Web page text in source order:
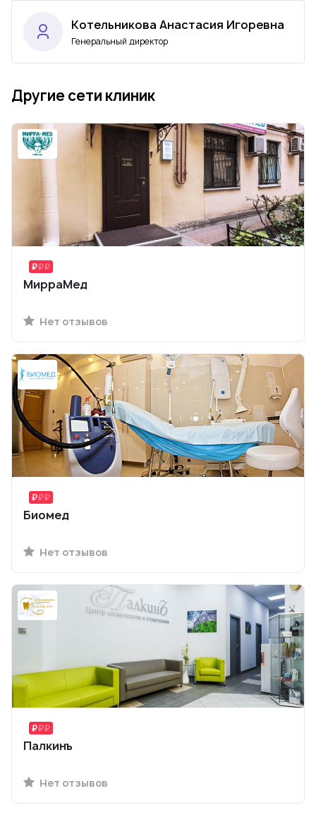
Котельникова Анастасия Игоревна
Генеральный директор
Другие сети клиник
МирраМед
Нет отзывов
Биомед
Нет отзывов
Палкинъ
Нет отзывов